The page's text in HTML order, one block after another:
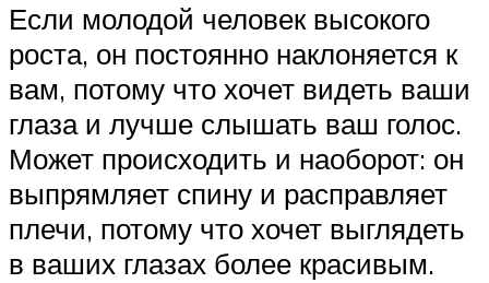
Если молодой человек высокого
роста, он постоянно наклоняется к
вам, потому что хочет видеть ваши
глаза и лучше слышать ваш голос.
Может происходить и наоборот: он
выпрямляет спину и расправляет
плечи, потому что хочет выглядеть
в ваших глазах более красивым.